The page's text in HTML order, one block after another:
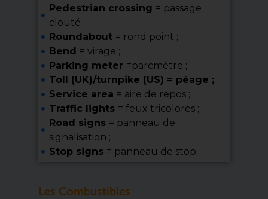
Pedestrian crossing = passage
clouté ;
Roundabout = rond point ;
Bend = virage ;
Parking meter =parcmètre ;
Toll (UK)/turnpike (US) = péage ;
Service area = aire de repos ;
Traffic lights = feux tricolores ;
Road signs = panneau de
signalisation ;
Stop signs = panneau de stop.
Les Combustibles